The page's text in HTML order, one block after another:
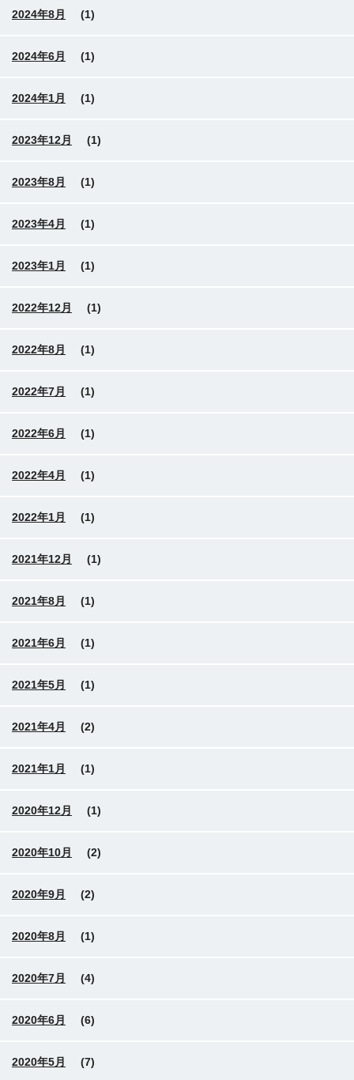
2024年8月 (1)
2024年6月 (1)
2024年1月 (1)
2023年12月 (1)
2023年8月 (1)
2023年4月 (1)
2023年1月 (1)
2022年12月 (1)
2022年8月 (1)
2022年7月 (1)
2022年6月 (1)
2022年4月 (1)
2022年1月 (1)
2021年12月 (1)
2021年8月 (1)
2021年6月 (1)
2021年5月 (1)
2021年4月 (2)
2021年1月 (1)
2020年12月 (1)
2020年10月 (2)
2020年9月 (2)
2020年8月 (1)
2020年7月 (4)
2020年6月 (6)
2020年5月 (7)